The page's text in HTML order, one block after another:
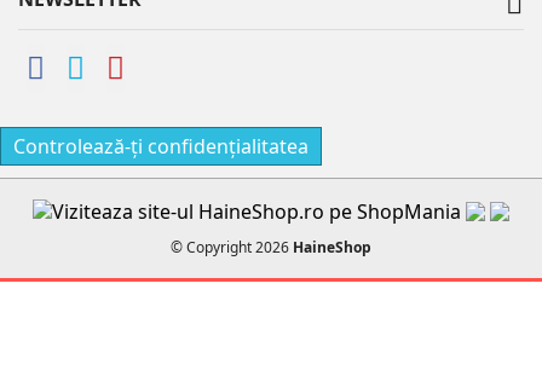
Controlează-ți confidențialitatea
© Copyright 2026 HaineShop